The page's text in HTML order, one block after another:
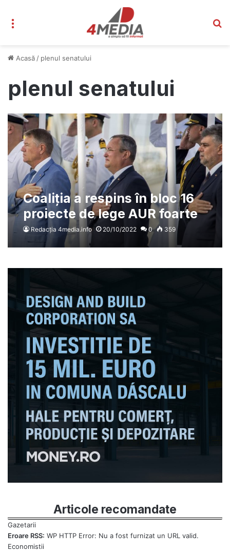
Acasă / plenul senatului
plenul senatului
Coaliția a respins în bloc 16
proiecte de lege AUR foarte
bune pentru români
Redacția 4media.info 20/10/2022 0 359
Articole recomandate
Eroare RSS: WP HTTP Error: Nu a fost furnizat un URL valid.